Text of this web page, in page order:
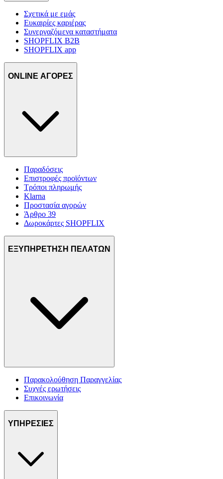
Σχετικά με εμάς
Ευκαιρίες καριέρας
Συνεργαζόμενα καταστήματα
SHOPFLIX B2B
SHOPFLIX app
ONLINE ΑΓΟΡΕΣ
Παραδόσεις
Επιστροφές προϊόντων
Τρόποι πληρωμής
Klarna
Προστασία αγορών
Άρθρο 39
Δωροκάρτες SHOPFLIX
ΕΞΥΠΗΡΕΤΗΣΗ ΠΕΛΑΤΩΝ
Παρακολούθηση Παραγγελίας
Συχνές ερωτήσεις
Επικοινωνία
ΥΠΗΡΕΣΙΕΣ